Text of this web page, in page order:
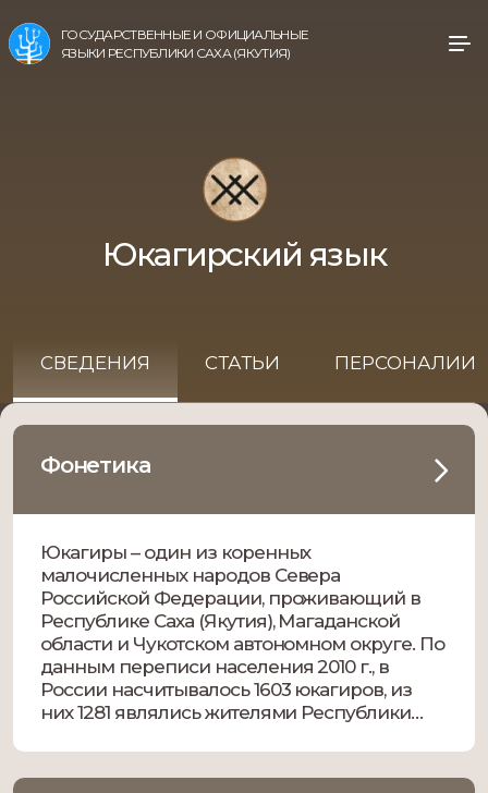
ГОСУДАРСТВЕННЫЕ И ОФИЦИАЛЬНЫЕ
ЯЗЫКИ РЕСПУБЛИКИ САХА (ЯКУТИЯ)
Юкагирский язык
СВЕДЕНИЯ СТАТЬИ ПЕРСОНАЛИИ
Фонетика
Юкагиры – один из коренных
малочисленных народов Севера
Российской Федерации, проживающий в
Республике Саха (Якутия), Магаданской
области и Чукотском автономном округе. По
данным переписи населения 2010 г., в
России насчитывалось 1603 юкагиров, из
них 1281 являлись жителями Республики
локальные этнолингвистические группы
юкагиров: лесные (верхнеколымские) и